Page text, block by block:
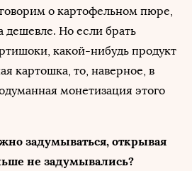
о картофельном пюре,
дешевле. Но если брать
какой-нибудь продукт
картошка, то, наверное, в
монетизация этого
задумываться, открывая
не задумывались?